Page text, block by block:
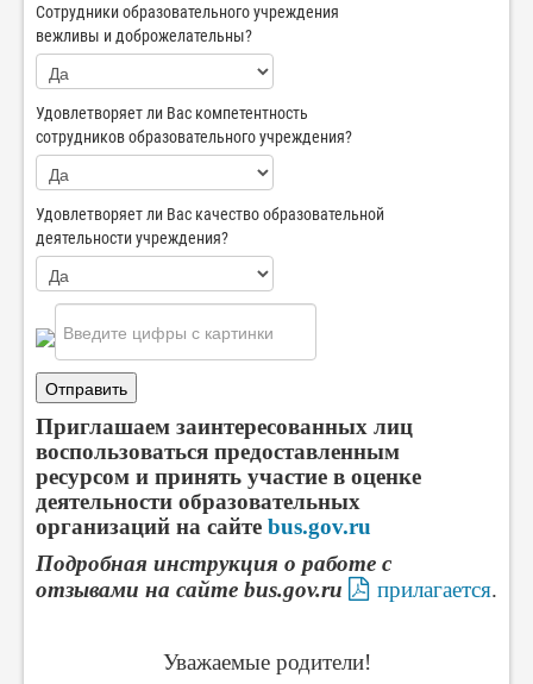
Сотрудники образовательного учреждения
вежливы и доброжелательны?
Удовлетворяет ли Вас компетентность
сотрудников образовательного учреждения?
Удовлетворяет ли Вас качество образовательной
деятельности учреждения?
Отправить
Приглашаем заинтересованных лиц
воспользоваться предоставленным
ресурсом и принять участие в оценке
деятельности образовательных
организаций на сайте bus.gov.ru
Подробная инструкция о работе с
отзывами на сайте bus.gov.ru
прилагается.
Уважаемые родители!